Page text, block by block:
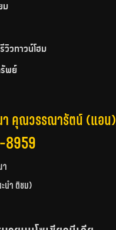
ม
วิวทาวน์โฮม
รัพย์
คุณวรรณารัตน์ (แอน)
า
นำ ติชม)